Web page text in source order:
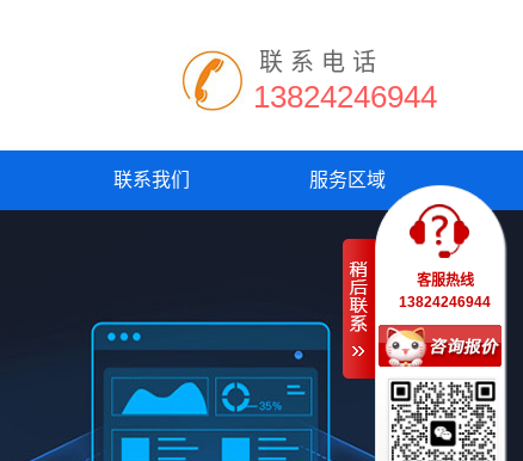
联系电话
13824246944
联系我们 服务区域
客服热线
13824246944